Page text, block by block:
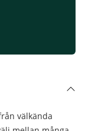
välkända